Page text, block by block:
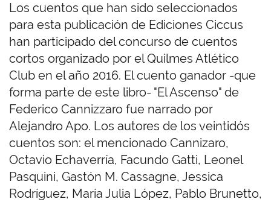
Los cuentos que han sido seleccionados
para esta publicación de Ediciones Ciccus
han participado del concurso de cuentos
cortos organizado por el Quilmes Atlético
Club en el año 2016. El cuento ganador -que
forma parte de este libro- "El Ascenso" de
Federico Cannizzaro fue narrado por
Alejandro Apo. Los autores de los veintidós
cuentos son: el mencionado Cannizaro,
Octavio Echaverría, Facundo Gatti, Leonel
Pasquini, Gastón M. Cassagne, Jessica
Rodríguez, María Julia López, Pablo Brunetto,